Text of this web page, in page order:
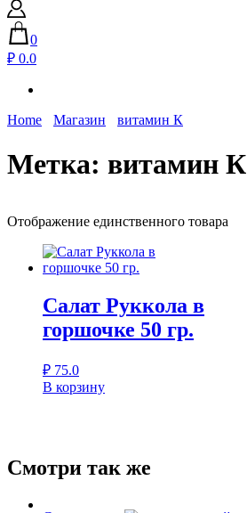
0
₽ 0.0
Home Магазин витамин К
Метка: витамин К
Отображение единственного товара
Салат Руккола в
горшочке 50 гр.
₽ 75.0
В корзину
Смотри так же